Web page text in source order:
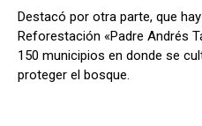
Destacó por otra parte, que
Reforestación «Padre Andrés
150 municipios en donde se
proteger el bosque.